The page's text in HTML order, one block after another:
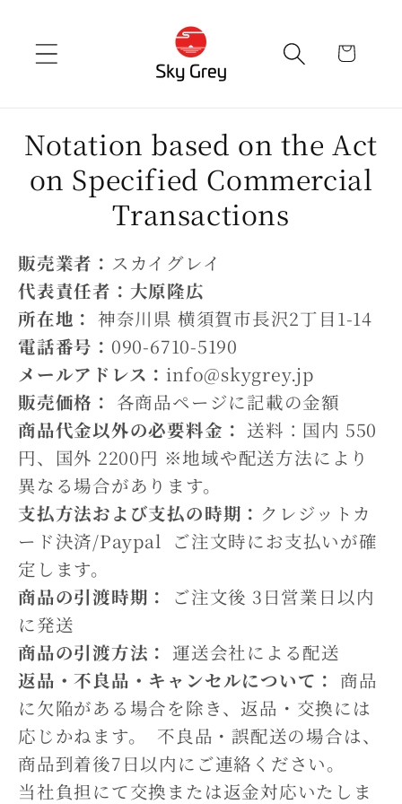
cart
Notation based on the Act
on Specified Commercial
Transactions
販売業者： スカイグレイ
代表責任者：大原隆広
所在地： 神奈川県 横須賀市長沢2丁目1-14
電話番号： 090-6710-5190
メールアドレス：info@skygrey.jp
販売価格： 各商品ページに記載の金額
商品代金以外の必要料金： 送料：国内 550
円、国外 2200円 ※地域や配送方法により
異なる場合があります。
支払方法および支払の時期： クレジットカ
ード決済/Paypal ご注文時にお支払いが確
定します。
商品の引渡時期：
ご注文後 3日営業日以内
に発送
商品の引渡方法： 運送会社による配送
返品・不良品・キャンセルについて： 商品
に欠陥がある場合を除き、返品・交換には
応じかねます。 不良品・誤配送の場合は、
商品到着後7日以内にご連絡ください。
当社負担にて交換または返金対応いたしま